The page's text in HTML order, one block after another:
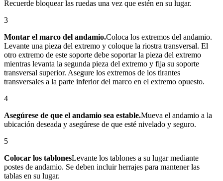
Recuerde bloquear las ruedas una vez que estén en su lugar.
3
Montar el marco del andamio.Coloca los extremos del andamio.
Levante una pieza del extremo y coloque la riostra transversal. El
otro extremo de este soporte debe soportar la pieza del extremo
mientras levanta la segunda pieza del extremo y fija su soporte
transversal superior. Asegure los extremos de los tirantes
transversales a la parte inferior del marco en el extremo opuesto.
4
Asegúrese de que el andamio sea estable.Mueva el andamio a la
ubicación deseada y asegúrese de que esté nivelado y seguro.
5
Colocar los tablonesLevante los tablones a su lugar mediante
postes de andamio. Se deben incluir herrajes para mantener las
tablas en su lugar.